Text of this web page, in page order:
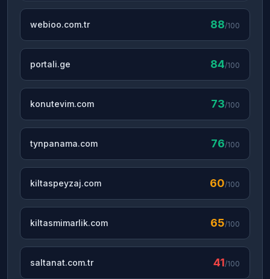
webioo.com.tr 88/100
portali.ge 84/100
konutevim.com 73/100
tynpanama.com 76/100
kiltaspeyzaj.com 60/100
kiltasmimarlik.com 65/100
saltanat.com.tr 41/100